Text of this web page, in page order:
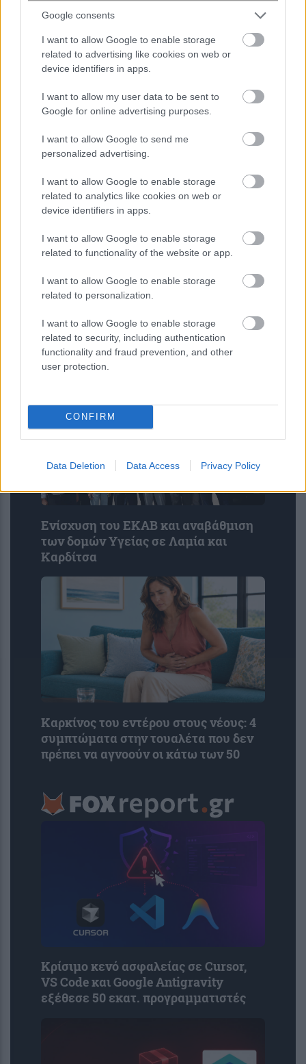
Google consents
I want to allow Google to enable storage
related to advertising like cookies on web or
device identifiers in apps.
I want to allow my user data to be sent to
Google for online advertising purposes.
I want to allow Google to send me
personalized advertising.
I want to allow Google to enable storage
related to analytics like cookies on web or
device identifiers in apps.
I want to allow Google to enable storage
related to functionality of the website or app.
I want to allow Google to enable storage
related to personalization.
I want to allow Google to enable storage
related to security, including authentication
functionality and fraud prevention, and other
user protection.
CONFIRM
Data Deletion Data Access Privacy Policy
μέτωπο η φωτιά στη Σητεία
από μπάζα που πετούσαν σε
αγροτεμάχιο 2 άνδρες – Στον
Ενίσχυση του ΕΚΑΒ και αναβάθμιση
των δομών Υγείας σε Λαμία και
Καρδίτσα
Καρκίνος του εντέρου στους νέους: 4
συμπτώματα στην τουαλέτα που δεν
πρέπει να αγνοούν οι κάτω των 50
Κρίσιμο κενό ασφαλείας σε Cursor,
VS Code και Google Antigravity
εξέθεσε 50 εκατ. προγραμματιστές